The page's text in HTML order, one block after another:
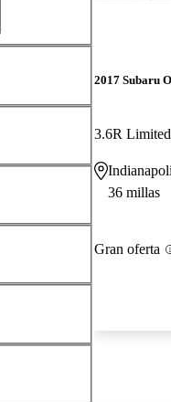
2017 Subaru
3.6R
36 millas
Gran oferta